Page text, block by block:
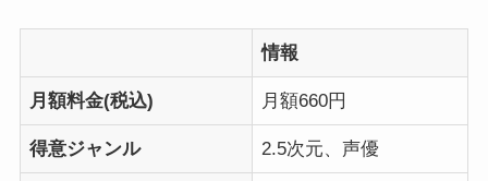
情報
月額料金(税込) 月額660円
得意ジャンル 2.5次元、声優